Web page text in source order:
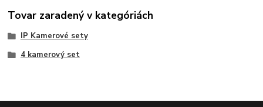
Tovar zaradený v kategóriách
IP Kamerové sety
4 kamerový set